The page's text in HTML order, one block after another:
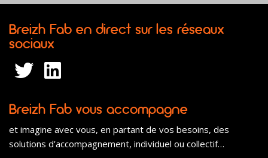
Breizh Fab vous accompagne
et imagine avec vous, en partant de vos besoins, des
solutions d’accompagnement, individuel ou collectif…
Breizh Fab en direct sur les réseaux
sociaux